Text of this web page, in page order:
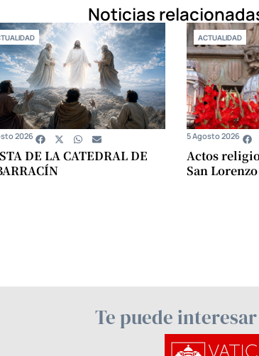
Noticias
DE LA CATEDRAL DE
2026
ACTUALIDAD
Actos
San
5 Agosto 2026
Te puede interesar